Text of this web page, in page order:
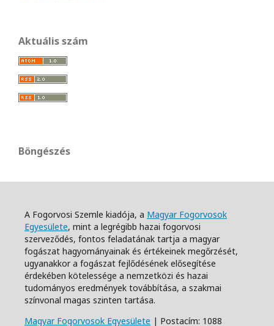
Aktuális szám
Böngészés
A Fogorvosi Szemle kiadója, a Magyar Fogorvosok
Egyesülete, mint a legrégibb hazai fogorvosi
szerveződés, fontos feladatának tartja a magyar
fogászat hagyományainak és értékeinek megőrzését,
ugyanakkor a fogászat fejlődésének elősegítése
érdekében kötelessége a nemzetközi és hazai
tudományos eredmények továbbítása, a szakmai
színvonal magas szinten tartása.
Magyar Fogorvosok Egyesülete | Postacím: 1088